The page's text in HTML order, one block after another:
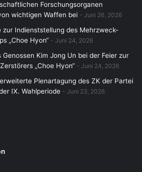
Forschungsorganen
wichtigen Waffen bei
Juni 26, 2026
zur Indienststellung des Mehrzweck-
„Choe Hyon“
Juni 24, 2026
Kim Jong Un bei der Feier zur
„Choe Hyon“
Juni 24, 2026
Plenartagung des ZK der Partei
IX. Wahlperiode
Juni 23, 2026